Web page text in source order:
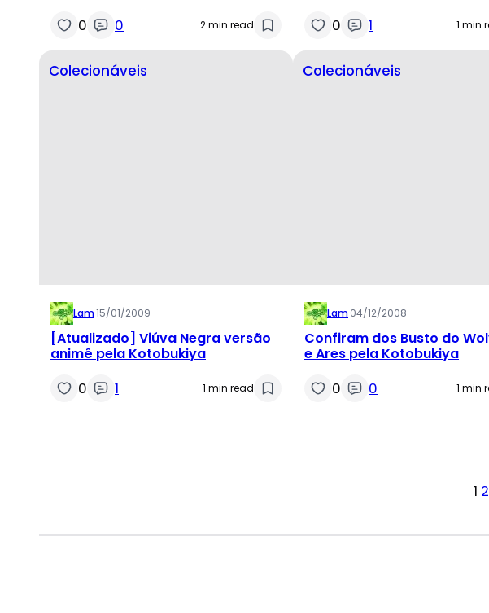
0 0 2 min read 0 1 1 min
Colecionáveis
Lam·15/01/2009
[Atualizado] Viúva Negra versão
animê pela Kotobukiya
0 1 1 min read
Colecionáveis
Lam·04/12/2008
Confiram dos Busto do
e Ares pela Kotobukiya
0 0 1 min
1 2